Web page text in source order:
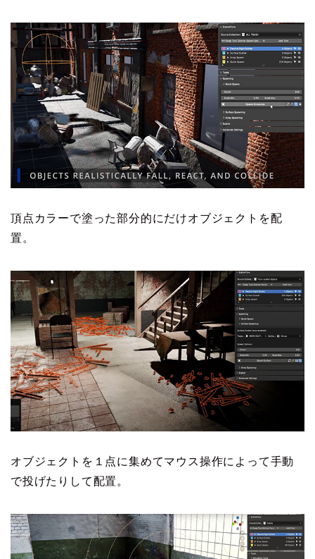
頂点カラーで塗った部分的にだけオブジェクトを配
置。
オブジェクトを１点に集めてマウス操作によって手動
で投げたりして配置。